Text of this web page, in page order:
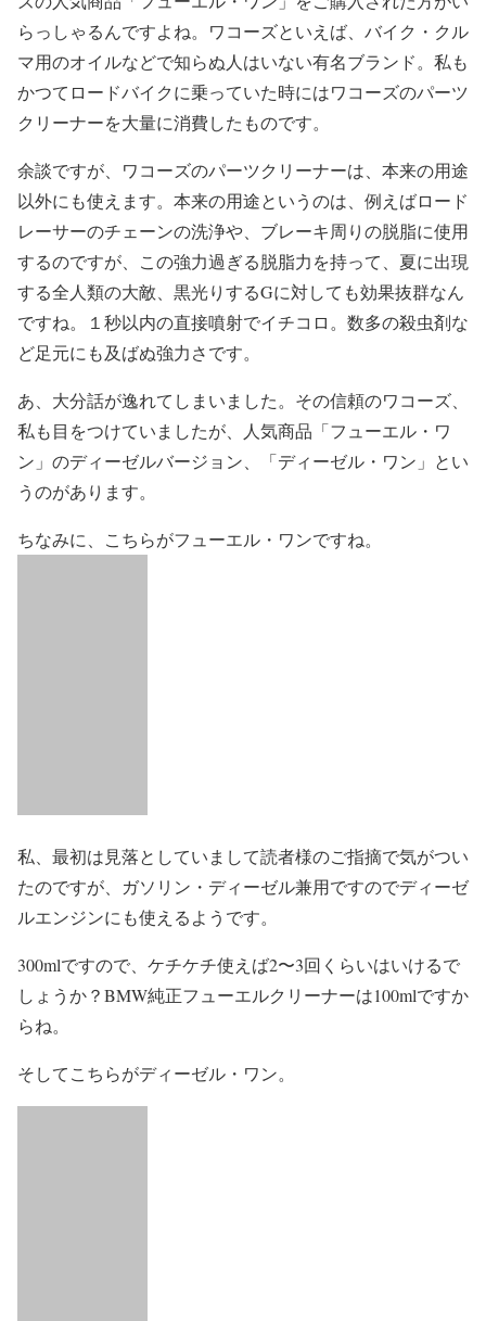
らっしゃるんですよね。ワコーズといえば、バイク・クル
マ用のオイルなどで知らぬ人はいない有名ブランド。私も
かつてロードバイクに乗っていた時にはワコーズのパーツ
クリーナーを大量に消費したものです。
余談ですが、ワコーズのパーツクリーナーは、本来の用途
以外にも使えます。本来の用途というのは、例えばロード
レーサーのチェーンの洗浄や、ブレーキ周りの脱脂に使用
するのですが、この強力過ぎる脱脂力を持って、夏に出現
する全人類の大敵、黒光りするGに対しても効果抜群なん
ですね。１秒以内の直接噴射でイチコロ。数多の殺虫剤な
ど足元にも及ばぬ強力さです。
あ、大分話が逸れてしまいました。その信頼のワコーズ、
私も目をつけていましたが、人気商品「フューエル・ワ
ン」のディーゼルバージョン、「ディーゼル・ワン」とい
うのがあります。
ちなみに、こちらがフューエル・ワンですね。
私、最初は見落としていまして読者様のご指摘で気がつい
たのですが、ガソリン・ディーゼル兼用ですのでディーゼ
ルエンジンにも使えるようです。
300mlですので、ケチケチ使えば2〜3回くらいはいけるで
しょうか？BMW純正フューエルクリーナーは100mlですか
らね。
そしてこちらがディーゼル・ワン。